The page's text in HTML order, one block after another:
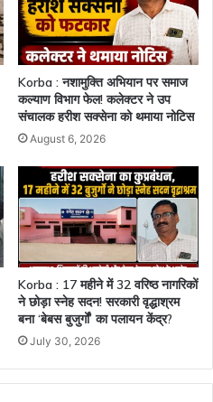
Korba : नशामुक्ति अभियान पर समाज
कल्याण विभाग फेल! कलेक्टर ने उप
संचालक हरीश सक्सेना को थमाया नोटिस
August 6, 2026
Korba : 17 महीने में 32 वरिष्ठ नागरिकों
ने छोड़ा स्नेह सदन! सरकारी वृद्धाश्रम
बना ‘बेबस बुजुर्गों’ का पलायन केंद्र?
July 30, 2026